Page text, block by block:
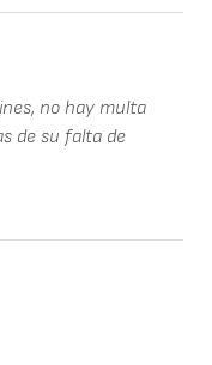
no hay multa
de su falta de